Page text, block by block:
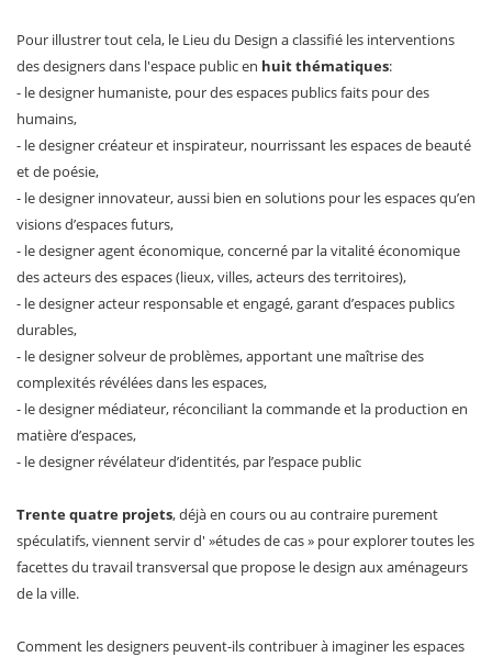
Pour illustrer tout cela, le Lieu du Design a classifié les interventions
des designers dans l'espace public en huit thématiques:
- le designer humaniste, pour des espaces publics faits pour des
humains,
- le designer créateur et inspirateur, nourrissant les espaces de beauté
et de poésie,
- le designer innovateur, aussi bien en solutions pour les espaces qu’en
visions d’espaces futurs,
- le designer agent économique, concerné par la vitalité économique
des acteurs des espaces (lieux, villes, acteurs des territoires),
- le designer acteur responsable et engagé, garant d’espaces publics
durables,
- le designer solveur de problèmes, apportant une maîtrise des
complexités révélées dans les espaces,
- le designer médiateur, réconciliant la commande et la production en
matière d’espaces,
- le designer révélateur d’identités, par l’espace public
Trente quatre projets, déjà en cours ou au contraire purement
spéculatifs, viennent servir d' »études de cas » pour explorer toutes les
facettes du travail transversal que propose le design aux aménageurs
de la ville.
Comment les designers peuvent-ils contribuer à imaginer les espaces